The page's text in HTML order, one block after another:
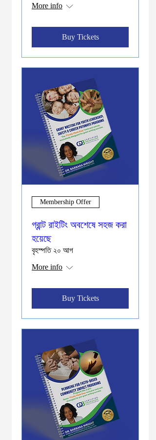
More info
Buy Tickets
Membership Offer
গ্রান্ট রাইটিং অবশেষে সহজ করা
হয়েছে
বৃহস্পতি ২০ আগ
More info
Buy Tickets